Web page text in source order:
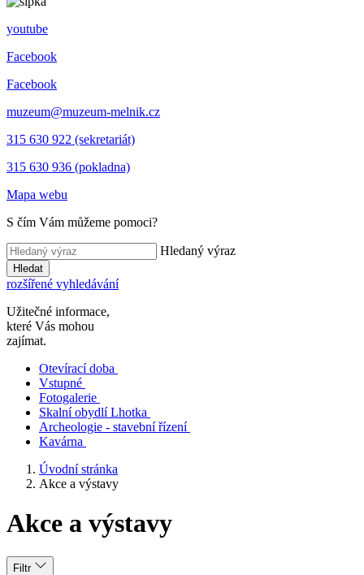
youtube
Facebook
Facebook
muzeum@muzeum-melnik.cz
315 630 922 (sekretariát)
315 630 936 (pokladna)
Mapa webu
S čím Vám můžeme pomoci?
Hledaný výraz
Hledat
rozšířené vyhledávání
Užitečné informace,
které Vás mohou
zajímat.
Otevírací doba
Vstupné
Fotogalerie
Skalní obydlí Lhotka
Archeologie - stavební řízení
Kavárna
Úvodní stránka
Akce a výstavy
Akce a výstavy
Filtr